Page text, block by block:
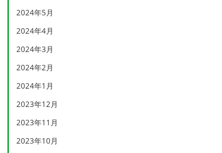
2024年5月
2024年4月
2024年3月
2024年2月
2024年1月
2023年12月
2023年11月
2023年10月